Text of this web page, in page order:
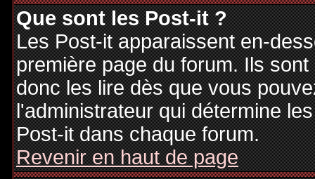
Que sont les Post-it ?
Les Post-it apparaissent en-
première page du forum. Ils
donc les lire dès que vous
l'administrateur qui détermine
Post-it dans chaque forum.
Revenir en haut de page